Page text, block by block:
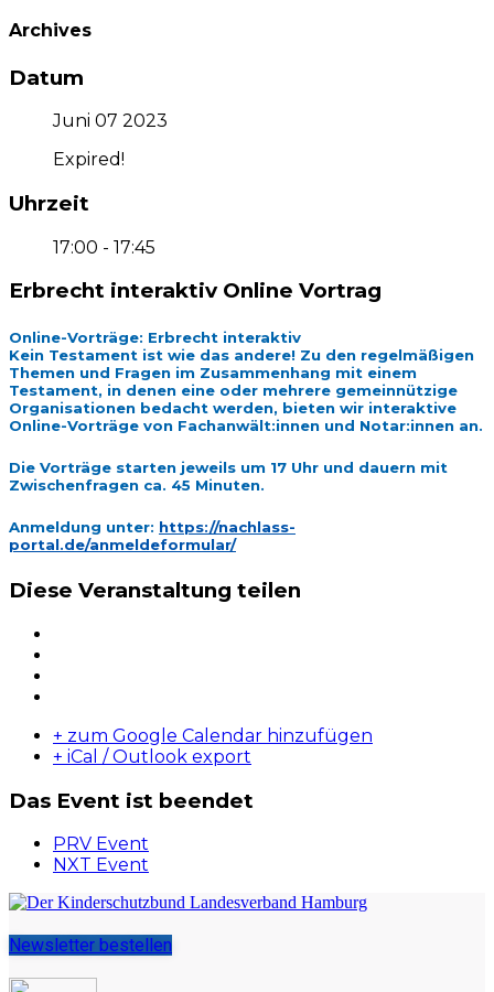
Archives
Datum
Juni 07 2023
Expired!
Uhrzeit
17:00 - 17:45
Erbrecht interaktiv Online Vortrag
Online-Vorträge: Erbrecht interaktiv
Kein Testament ist wie das andere! Zu den regelmäßigen
Themen und Fragen im Zusammenhang mit einem
Testament, in denen eine oder mehrere gemeinnützige
Organisationen bedacht werden, bieten wir interaktive
Online-Vorträge von Fachanwält:innen und Notar:innen an.
Die Vorträge starten jeweils um 17 Uhr und dauern mit
Zwischenfragen ca. 45 Minuten.
Anmeldung unter: https://nachlass-
portal.de/anmeldeformular/
Diese Veranstaltung teilen
+ zum Google Calendar hinzufügen
+ iCal / Outlook export
Das Event ist beendet
PRV Event
NXT Event
Newsletter bestellen